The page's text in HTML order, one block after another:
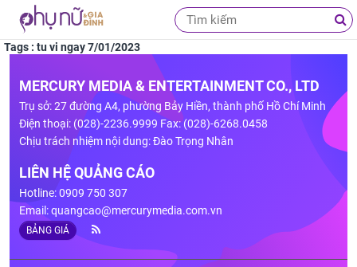
Tags : tu vi ngay 7/01/2023
MERCURY MEDIA & ENTERTAINMENT CO., LTD
Trụ sở: 27 đường A4, phường Bảy Hiền, thành phố Hồ Chí Minh
Điện thoại: (028)-2236.9999 Fax: (028)-6268.0458
Chịu trách nhiệm nội dung: Đào Trọng Nhân
LIÊN HỆ QUẢNG CÁO
Hotline: 0909 750 307
Email:quangcao@mercurymedia.com.vn
BẢNG GIÁ